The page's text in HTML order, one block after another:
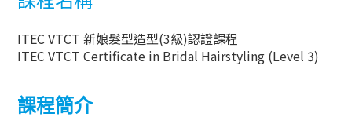
ITEC VTCT 新娘髮型造型(3級)認證課程
ITEC VTCT Certificate in Bridal Hairstyling (Level 3)
課程簡介